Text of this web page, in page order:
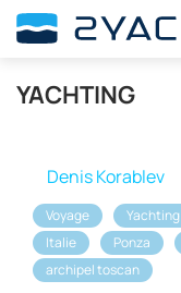
YACHTING
Denis Korablev
Voyage Yachting
Italie
Ponza
archipel toscan